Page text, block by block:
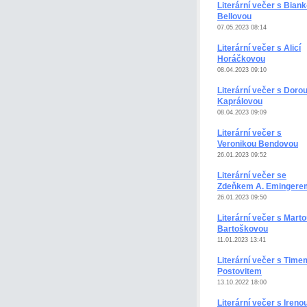
Literární večer s
Bellovou
07.05.2023 08:14
Literární večer s Alicí
Horáčkovou
08.04.2023 09:10
Literární večer s Dorou
Kaprálovou
08.04.2023 09:09
Literární večer s
Veronikou Bendovou
26.01.2023 09:52
Literární večer se
Zdeňkem A.
26.01.2023 09:50
Literární večer s
Bartoškovou
11.01.2023 13:41
Literární večer s
Postovitem
13.10.2022 18:00
Literární večer s